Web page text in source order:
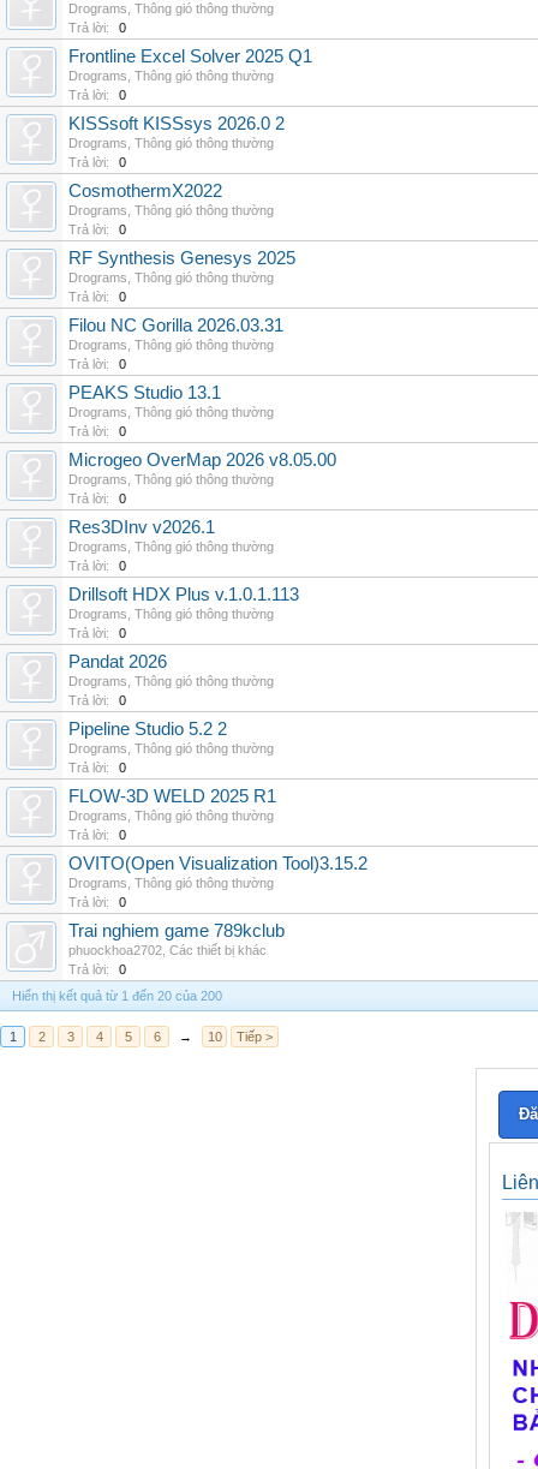
Drograms Thông gió thông thường
Trả lời:
0
Frontline Excel Solver 2025 Q1
Drograms Thông gió thông thường
Trả lời:
0
KISSsoft KISSsys 2026.0 2
Drograms Thông gió thông thường
Trả lời:
0
CosmothermX2022
Drograms Thông gió thông thường
Trả lời:
0
RF Synthesis Genesys 2025
Drograms Thông gió thông thường
Trả lời:
0
Filou NC Gorilla 2026.03.31
Drograms Thông gió thông thường
Trả lời:
0
PEAKS Studio 13.1
Drograms Thông gió thông thường
Trả lời:
0
Microgeo OverMap 2026 v8.05.00
Drograms Thông gió thông thường
Trả lời:
0
Res3DInv v2026.1
Drograms Thông gió thông thường
Trả lời:
0
Drillsoft HDX Plus v.1.0.1.113
Drograms Thông gió thông thường
Trả lời:
0
Pandat 2026
Drograms Thông gió thông thường
Trả lời:
0
Pipeline Studio 5.2 2
Drograms Thông gió thông thường
Trả lời:
0
FLOW-3D WELD 2025 R1
Drograms Thông gió thông thường
Trả lời:
0
OVITO(Open Visualization Tool)3.15.2
Drograms Thông gió thông thường
Trả lời:
0
Trai nghiem game 789kclub
phuockhoa2702 Các thiết bị khác
Trả lời:
0
Hiển thị kết quả từ 1 đến 20 của 200
1 2 3 4 5 6 → 10 Tiếp >